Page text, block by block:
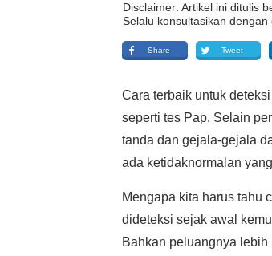
Disclaimer: Artikel ini ditulis
Selalu konsultasikan
Share Tweet
Cara terbaik untuk
seperti tes Pap. Selain
tanda dan gejala-gejala
ada ketidaknormalan
Mengapa kita harus tahu
dideteksi sejak awal
Bahkan peluangnya